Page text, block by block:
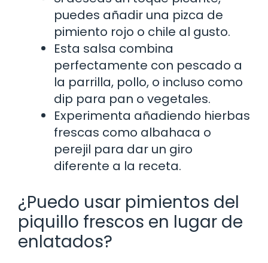
puedes añadir una pizca de
pimiento rojo o chile al gusto.
Esta salsa combina
perfectamente con pescado a
la parrilla, pollo, o incluso como
dip para pan o vegetales.
Experimenta añadiendo hierbas
frescas como albahaca o
perejil para dar un giro
diferente a la receta.
¿Puedo usar pimientos del
piquillo frescos en lugar de
enlatados?